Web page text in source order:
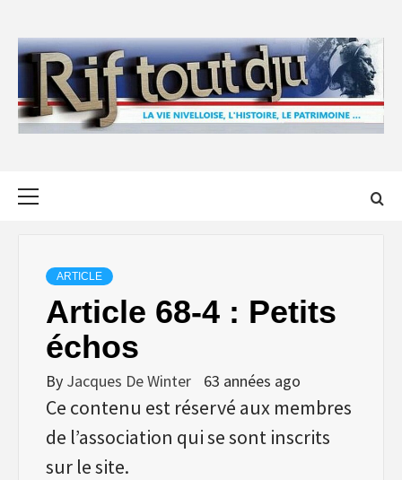
content
ARTICLE
Article 68-4 : Petits
échos
By Jacques De Winter 63 années ago
Ce contenu est réservé aux membres
de l’association qui se sont inscrits
sur le site.